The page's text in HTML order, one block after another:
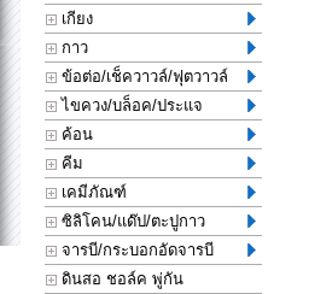
เกียง
กาว
ข้อต่อ/เช็ควาวล์/ฟุตวาวล์
ไขควง/บล็อค/ประแจ
ค้อน
คีม
เคมีภัณฑ์
ซิลิโคน/แด๊ป/ตะปูกาว
จารบี/กระบอกอัดจารบี
ดินสอ ชอล์ค พู่กัน